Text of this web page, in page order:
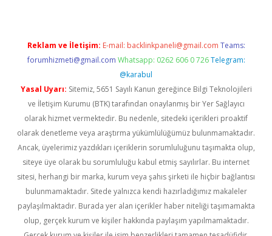
Reklam ve İletişim: E-mail: backlinkpaneli@gmail.com Teams:
forumhizmeti@gmail.com Whatsapp: 0262 606 0 726 Telegram:
@karabul
Yasal Uyarı: Sitemiz, 5651 Sayılı Kanun gereğince Bilgi Teknolojileri
ve İletişim Kurumu (BTK) tarafından onaylanmış bir Yer Sağlayıcı
olarak hizmet vermektedir. Bu nedenle, sitedeki içerikleri proaktif
olarak denetleme veya araştırma yükümlülüğümüz bulunmamaktadır.
Ancak, üyelerimiz yazdıkları içeriklerin sorumluluğunu taşımakta olup,
siteye üye olarak bu sorumluluğu kabul etmiş sayılırlar. Bu internet
sitesi, herhangi bir marka, kurum veya şahıs şirketi ile hiçbir bağlantısı
bulunmamaktadır. Sitede yalnızca kendi hazırladığımız makaleler
paylaşılmaktadır. Burada yer alan içerikler haber niteliği taşımamakta
olup, gerçek kurum ve kişiler hakkında paylaşım yapılmamaktadır.